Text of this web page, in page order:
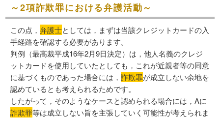
～2項詐欺罪における弁護活動～
この点，弁護士としては，まずは当該クレジットカードの入
手経路を確認する必要があります。
判例（最高裁平成16年2月9日決定）は，他人名義のクレジ
ットカードを使用していたとしても，これが近親者等の同意
に基づくものであった場合には，詐欺罪が成立しない余地を
認めているとも考えられるためです。
したがって，そのようなケースと認められる場合には，Aに
詐欺罪等は成立しない旨を主張していく可能性が考えられま